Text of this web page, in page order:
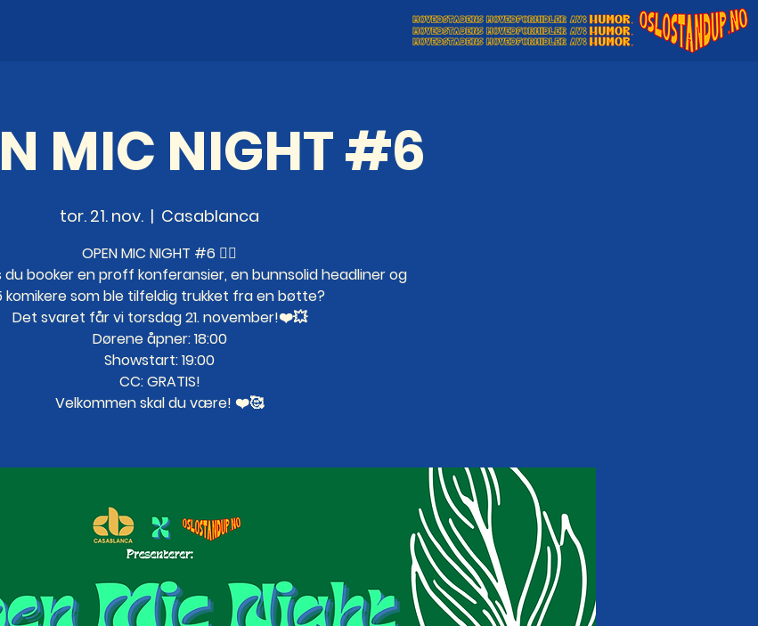
MIC NIGHT #6
tor. 21. nov.
  |
Casablanca
OPEN MIC NIGHT #6 ❤️‍🔥
du booker en proff konferansier, en bunnsolid headliner og
komikere som ble tilfeldig trukket fra en bøtte?
Det svaret får vi torsdag 21. november!❤️💥
Dørene åpner: 18:00
Showstart: 19:00
CC: GRATIS!
Velkommen skal du være! ❤️🥰